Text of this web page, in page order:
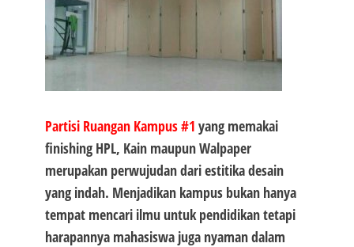
Partisi Ruangan Kampus #1 yang memakai
finishing HPL, Kain maupun Walpaper
merupakan perwujudan dari estitika desain
yang indah. Menjadikan kampus bukan hanya
tempat mencari ilmu untuk pendidikan tetapi
harapannya mahasiswa juga nyaman dalam